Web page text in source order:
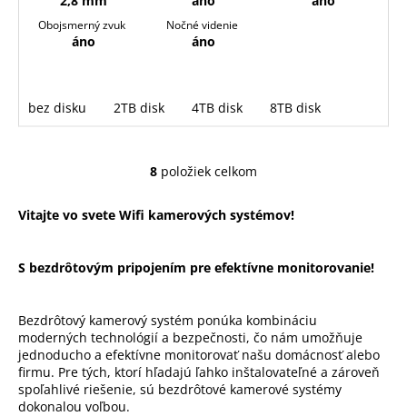
Obojsmerný zvuk
áno
Nočné videnie
áno
bez disku 2TB disk 4TB disk 8TB disk
O
l
d
a
i
e
p
r
v
8 položiek celkom
Vitajte vo svete Wifi kamerových systémov!
S bezdrôtovým pripojením pre efektívne monitorovanie!
Bezdrôtový kamerový systém ponúka kombináciu
moderných technológií a bezpečnosti, čo nám umožňuje
jednoducho a efektívne monitorovať našu domácnosť alebo
firmu. Pre tých, ktorí hľadajú ľahko inštalovateľné a zároveň
spoľahlivé riešenie, sú bezdrôtové kamerové systémy
dokonalou voľbou.